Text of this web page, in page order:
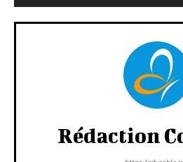
Rédaction